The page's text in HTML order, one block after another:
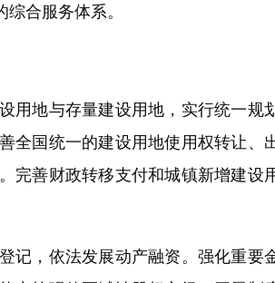
合服务体系。
地与存量建设用地，实行统一规
全国统一的建设用地使用权转让、
完善财政转移支付和城镇新增建设
，依法发展动产融资。强化重要